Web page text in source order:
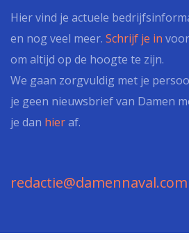
Hier vind je actuele
en nog veel meer. Schrijf je in
om altijd op de hoogte te zijn.
We gaan zorgvuldig met je
je geen nieuwsbrief van Damen
je dan hieraf.
redactie@damennaval.com